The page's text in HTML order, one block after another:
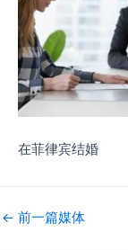
在菲律宾结婚
← 前一篇媒体